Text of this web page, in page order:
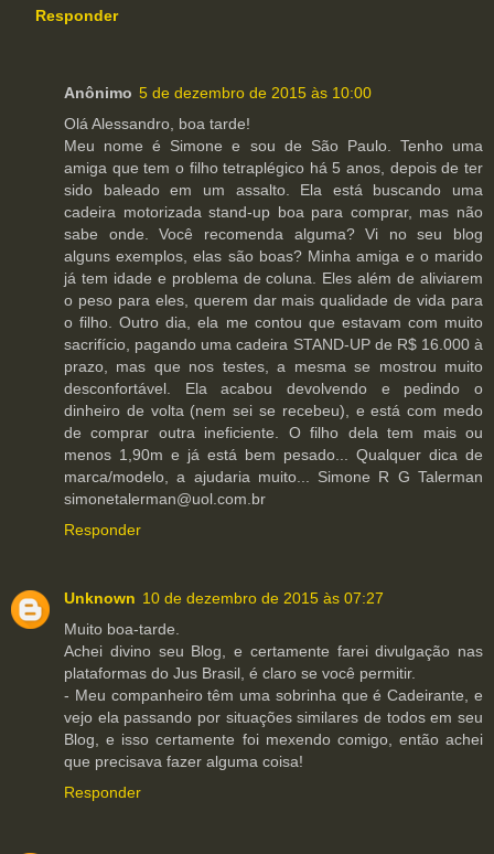
Responder
Anônimo 5 de dezembro de 2015 às 10:00
Olá Alessandro, boa tarde!
Meu nome é Simone e sou de São Paulo. Tenho uma
amiga que tem o filho tetraplégico há 5 anos, depois de ter
sido baleado em um assalto. Ela está buscando uma
cadeira motorizada stand-up boa para comprar, mas não
sabe onde. Você recomenda alguma? Vi no seu blog
alguns exemplos, elas são boas? Minha amiga e o marido
já tem idade e problema de coluna. Eles além de aliviarem
o peso para eles, querem dar mais qualidade de vida para
o filho. Outro dia, ela me contou que estavam com muito
sacrifício, pagando uma cadeira STAND-UP de R$ 16.000 à
prazo, mas que nos testes, a mesma se mostrou muito
desconfortável. Ela acabou devolvendo e pedindo o
dinheiro de volta (nem sei se recebeu), e está com medo
de comprar outra ineficiente. O filho dela tem mais ou
menos 1,90m e já está bem pesado... Qualquer dica de
marca/modelo, a ajudaria muito... Simone R G Talerman
simonetalerman@uol.com.br
Responder
Unknown 10 de dezembro de 2015 às 07:27
Muito boa-tarde.
Achei divino seu Blog, e certamente farei divulgação nas
plataformas do Jus Brasil, é claro se você permitir.
- Meu companheiro têm uma sobrinha que é Cadeirante, e
vejo ela passando por situações similares de todos em seu
Blog, e isso certamente foi mexendo comigo, então achei
que precisava fazer alguma coisa!
Responder